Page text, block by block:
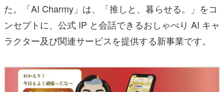
た。「AI Charmy」は、「推しと、暮らせる。」をコ
ンセプトに、公式 IP と会話できるおしゃべり AI キャ
ラクター及び関連サービスを提供する新事業です。